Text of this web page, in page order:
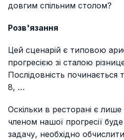
довгим спільним столом?
Розв'язання
Цей сценарій є типовою
прогресією зі сталою
Послідовність починається
8, …
Оскільки в ресторані є лише
членом нашої прогресії
задачу, необхідно обчислити